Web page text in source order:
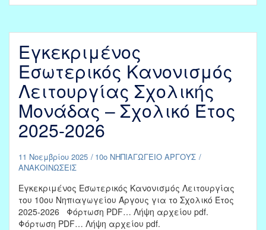
Εγκεκριμένος
Εσωτερικός Κανονισμός
Λειτουργίας Σχολικής
Μονάδας – Σχολικό Έτος
2025-2026
11 Νοεμβρίου 2025
10ο ΝΗΠΙΑΓΩΓΕΙΟ ΑΡΓΟΥΣ
ΑΝΑΚΟΙΝΩΣΕΙΣ
Εγκεκριμένος Εσωτερικός Κανονισμός Λειτουργίας
του 10ου Νηπιαγωγείου Άργους για το Σχολικό Έτος
2025-2026 Φόρτωση PDF… Λήψη αρχείου pdf.
Φόρτωση PDF… Λήψη αρχείου pdf.